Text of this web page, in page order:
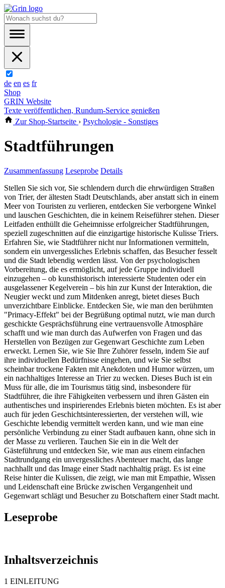
de en es fr
Shop
GRIN Website
Texte veröffentlichen, Rundum-Service genießen
Zur Shop-Startseite › Psychologie - Sonstiges
Stadtführungen
Zusammenfassung Leseprobe Details
Stellen Sie sich vor, Sie schlendern durch die ehrwürdigen Straßen
von Trier, der ältesten Stadt Deutschlands, aber anstatt sich in einem
Meer von Touristen zu verlieren, entdecken Sie verborgene Winkel
und lauschen Geschichten, die in keinem Reiseführer stehen. Dieser
Leitfaden enthüllt die Geheimnisse erfolgreicher Stadtführungen,
speziell zugeschnitten auf die einzigartige historische Kulisse Triers.
Erfahren Sie, wie Stadtführer nicht nur Informationen vermitteln,
sondern ein unvergessliches Erlebnis schaffen, das Besucher fesselt
und die Stadt lebendig werden lässt. Von der psychologischen
Vorbereitung, die es ermöglicht, auf jede Gruppe individuell
einzugehen – ob kunsthistorisch interessierte Studenten oder ein
ausgelassener Kegelverein – bis hin zur Kunst der Interaktion, die
Neugier weckt und zum Mitdenken anregt, bietet dieses Buch
unverzichtbare Einblicke. Entdecken Sie, wie man den berühmten
"Primacy-Effekt" bei der Begrüßung optimal nutzt, wie man durch
geschickte Gesprächsführung eine vertrauensvolle Atmosphäre
schafft und wie man durch das Aufwerfen von Fragen und das
Herstellen von Bezügen zur Gegenwart Geschichte zum Leben
erweckt. Lernen Sie, wie Sie Ihre Zuhörer fesseln, indem Sie auf
ihre individuellen Bedürfnisse eingehen, und wie Sie selbst
scheinbar trockene Fakten mit Anekdoten und Humor würzen, um
ein nachhaltiges Interesse an Trier zu wecken. Dieses Buch ist ein
Muss für alle, die im Tourismus tätig sind, insbesondere für
Stadtführer, die ihre Fähigkeiten verbessern und ihren Gästen ein
authentisches und inspirierendes Erlebnis bieten möchten. Es ist aber
auch für jeden Geschichtsinteressierten, der verstehen will, wie
Geschichte lebendig vermittelt werden kann, und wie man eine
persönliche Verbindung zu einer Stadt aufbauen kann, ohne sich in
der Masse zu verlieren. Tauchen Sie ein in die Welt der
Gästeführung und entdecken Sie, wie man aus einem einfachen
Stadtrundgang ein unvergessliches Abenteuer macht, das lange
nachhallt und das Image einer Stadt nachhaltig prägt. Es ist eine
Reise hinter die Kulissen, die zeigt, wie man mit Empathie, Wissen
und Leidenschaft eine Brücke zwischen Vergangenheit und
Gegenwart schlägt und Besucher zu Botschaftern einer Stadt macht.
Leseprobe
Inhaltsverzeichnis
1 EINLEITUNG